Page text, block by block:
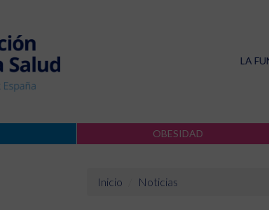
LA
OBESIDAD
Inicio Noticias